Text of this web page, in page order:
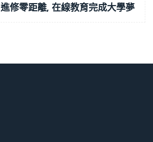
進修零距離, 在線教育完成大學夢